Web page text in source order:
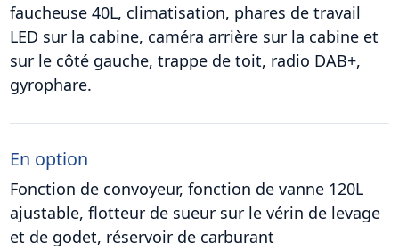
faucheuse 40L, climatisation, phares de travail
LED sur la cabine, caméra arrière sur la cabine et
sur le côté gauche, trappe de toit, radio DAB+,
gyrophare.
En option
Fonction de convoyeur, fonction de vanne 120L
ajustable, flotteur de sueur sur le vérin de levage
et de godet, réservoir de carburant